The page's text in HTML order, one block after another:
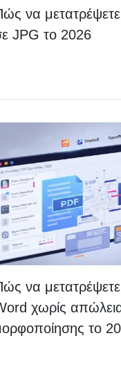
να μετατρέψετε
JPG το 2026
να
χωρίς
το